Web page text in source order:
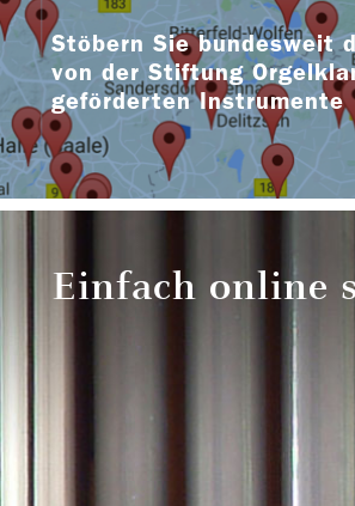
Stöbern Sie bundesweit
von der Stiftung
geförderten Instrumente
Einfach online